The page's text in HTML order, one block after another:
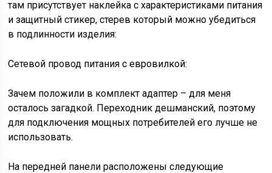
там присутствует наклейка с характеристиками питания
и защитный стикер, стерев который можно убедиться
в подлинности изделия:
Сетевой провод питания с евровилкой:
Зачем положили в комплект адаптер – для меня
осталось загадкой. Переходник дешманский, поэтому
для подключения мощных потребителей его лучше не
использовать.
На передней панели расположены следующие